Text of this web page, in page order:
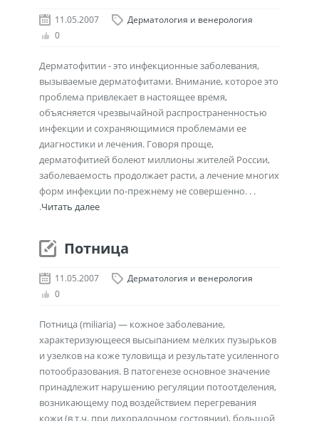
11.05.2007
Дерматология и венерология
0
Дерматофитии - это инфекционные заболевания,
вызываемые дерматофитами. Внимание, которое это
проблема привлекает в настоящее время,
объясняется чрезвычайной распространенностью
инфекции и сохраняющимися проблемами ее
диагностики и лечения. Говоря проще,
дерматофитией болеют миллионы жителей России,
заболеваемость продолжает расти, а лечение многих
форм инфекции по-прежнему не совершенно. . .
.Читать далее
Потница
11.05.2007
Дерматология и венерология
0
Потница (miliaria) — кожное заболевание,
характеризующееся высыпанием мелких пузырьков
и узелков на коже туловища и результате усиленного
потообразования. В патогенезе основное значение
принадлежит нарушению регуляции потоотделения,
возникающему под воздействием перегревания
кожи (в т.ч. при лихорадочном состоянии), большой